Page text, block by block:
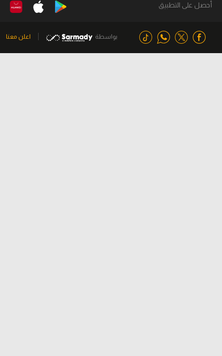
أحصل على التطبيق
بواسطة اعلن معنا